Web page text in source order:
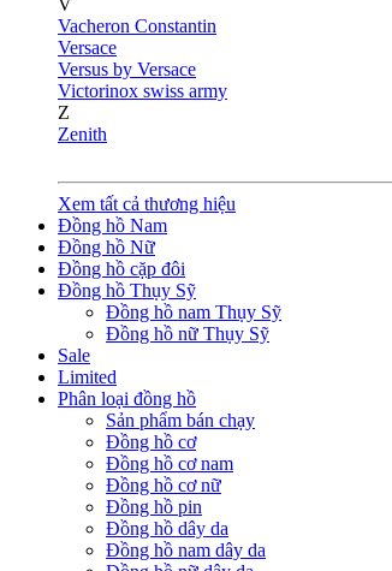
V
Vacheron Constantin
Versace
Versus by Versace
Victorinox swiss army
Z
Zenith
Xem tất cả thương hiệu
Đồng hồ Nam
Đồng hồ Nữ
Đồng hồ cặp đôi
Đồng hồ Thụy Sỹ
Đồng hồ nam Thụy Sỹ
Đồng hồ nữ Thụy Sỹ
Sale
Limited
Phân loại đồng hồ
Sản phẩm bán chạy
Đồng hồ cơ
Đồng hồ cơ nam
Đồng hồ cơ nữ
Đồng hồ pin
Đồng hồ dây da
Đồng hồ nam dây da